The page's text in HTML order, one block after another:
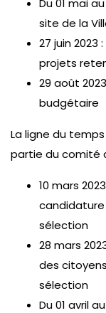
Du 01 mai
site de la
27 juin
projets
29 août
budgétaire
La ligne du
partie du comité
10 mars
sélection
28 mars
des
sélection
Du 01 avril